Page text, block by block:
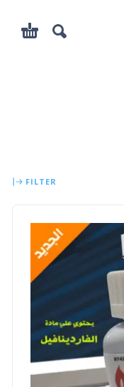
FILTER